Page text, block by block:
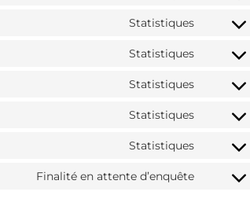
Statistiques
Statistiques
Statistiques
Statistiques
Statistiques
Finalité en attente d’enquête